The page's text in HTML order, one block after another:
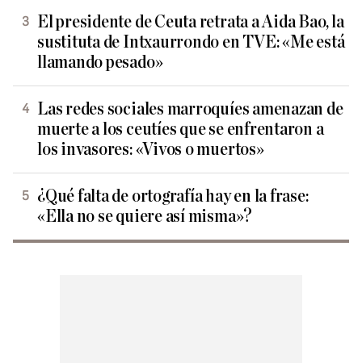
El presidente de Ceuta retrata a Aida Bao, la
sustituta de Intxaurrondo en TVE: «Me está
llamando pesado»
Las redes sociales marroquíes amenazan de
muerte a los ceutíes que se enfrentaron a
los invasores: «Vivos o muertos»
¿Qué falta de ortografía hay en la frase:
«Ella no se quiere así misma»?